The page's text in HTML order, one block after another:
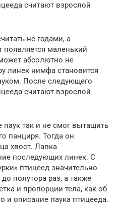
считают взрослой
не годами, а
появляется маленький
абсолютно не
линек нимфа становится
После следующего
считают взрослой
паук так и не смог вытащить
панциря. Тогда он
хвост. Лапка
последующих линек. С
птицеед значительно
полутора раз, а также
и пропорции тела, как об
и описание паука птицееда.